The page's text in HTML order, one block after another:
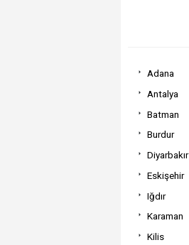
Adana
Antalya
Batman
Burdur
Diyarbakır
Eskişehir
Iğdır
Karaman
Kilis